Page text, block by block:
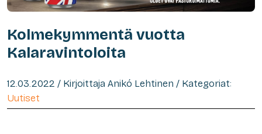
Kolmekymmentä vuotta
Kalaravintoloita
12.03.2022 / Kirjoittaja Anikó Lehtinen / Kategoriat:
Uutiset